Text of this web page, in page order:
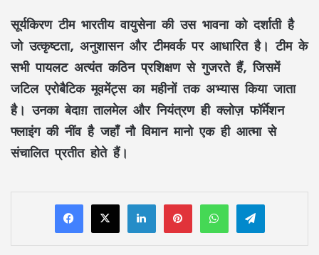
सूर्यकिरण टीम भारतीय वायुसेना की उस भावना को दर्शाती है
जो उत्कृष्टता, अनुशासन और टीमवर्क पर आधारित है। टीम के
सभी पायलट अत्यंत कठिन प्रशिक्षण से गुजरते हैं, जिसमें
जटिल एरोबैटिक मूवमेंट्स का महीनों तक अभ्यास किया जाता
है। उनका बेदाग़ तालमेल और नियंत्रण ही क्लोज़ फॉर्मेशन
फ्लाइंग की नींव है जहाँ नौ विमान मानो एक ही आत्मा से
संचालित प्रतीत होते हैं।
LinkedInPinterestWhatsAppTelegram